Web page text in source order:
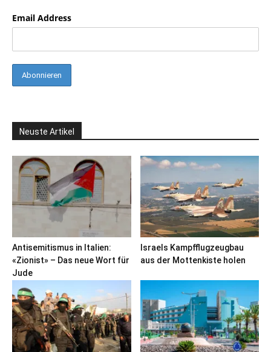
Email Address
Neuste Artikel
Antisemitismus in Italien:
«Zionist» – Das neue Wort für
Jude
Israels Kampfflugzeugbau
aus der Mottenkiste holen